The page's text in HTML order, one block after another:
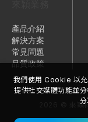
產品介紹
解決方案
常見問題
品質政策
來
我們使用 Cookie 以允
提供社交媒體功能並